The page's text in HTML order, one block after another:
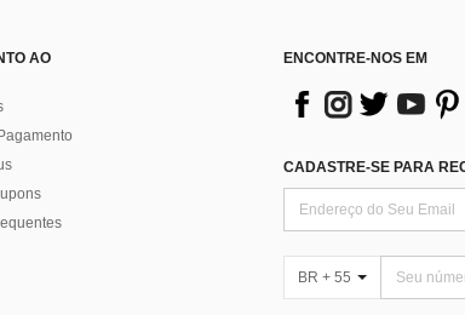
AO
ENCONTRE-NOS EM
CADASTRE-SE PARA
BR + 55